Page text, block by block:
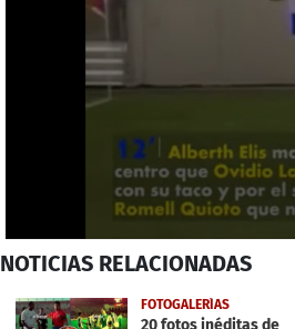
seconds
minute,
NOTICIAS RELACIONADAS
FOTOGALERÍAS